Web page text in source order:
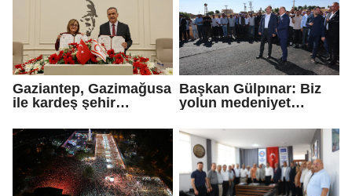
Gaziantep, Gazimağusa
ile kardeş şehir
Başkan Gülpınar: Biz
yolun medeniyet